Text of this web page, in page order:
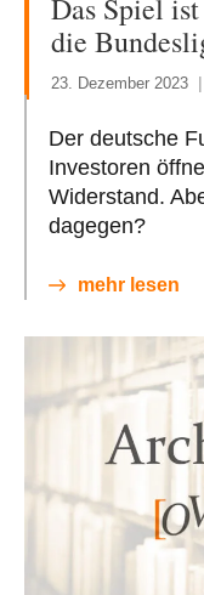
Das Spiel
die
23. Dezember 2023
Der deutsche
Investoren
Widerstand.
dagegen?
mehr lesen